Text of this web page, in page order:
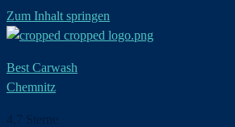
Zum Inhalt springen
Best Carwash
Chemnitz
4,7 Sterne